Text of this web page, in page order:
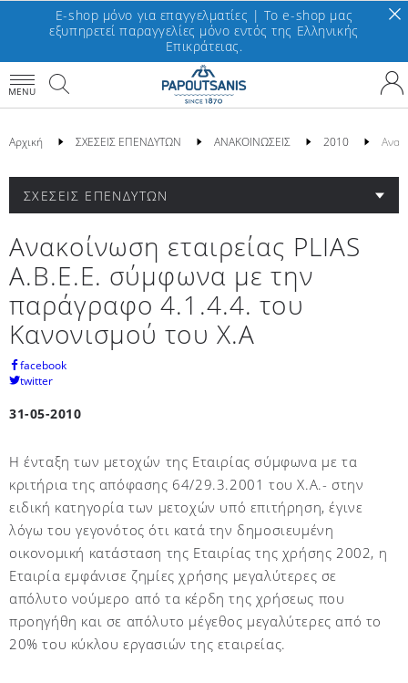
E-shop μόνο για επαγγελματίες | To e-shop μας
εξυπηρετεί παραγγελίες μόνο εντός της Ελληνικής
Επικράτειας.
MENU
Αρχική ΣΧΕΣΕΙΣ ΕΠΕΝΔΥΤΩΝ ΑΝΑΚΟΙΝΩΣΕΙΣ 2010
ΣΧΕΣΕΙΣ ΕΠΕΝΔΥΤΩΝ
Ανακοίνωση εταιρείας PLIAS
A.B.E.E. σύμφωνα με την
παράγραφο 4.1.4.4. του
Κανονισμού του Χ.Α
facebook
twitter
31-05-2010
Η ένταξη των μετοχών της Εταιρίας σύμφωνα με τα
κριτήρια της απόφασης 64/29.3.2001 του Χ.Α.- στην
ειδική κατηγορία των μετοχών υπό επιτήρηση, έγινε
λόγω του γεγονότος ότι κατά την δημοσιευμένη
οικονομική κατάσταση της Εταιρίας της χρήσης 2002, η
Εταιρία εμφάνισε ζημίες χρήσης μεγαλύτερες σε
απόλυτο νούμερο από τα κέρδη της χρήσεως που
προηγήθη και σε απόλυτο μέγεθος μεγαλύτερες από το
20% του κύκλου εργασιών της εταιρείας.